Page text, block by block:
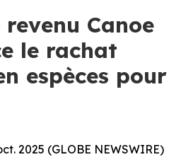
Canoe
le rachat
espèces pour
2025 (GLOBE NEWSWIRE)